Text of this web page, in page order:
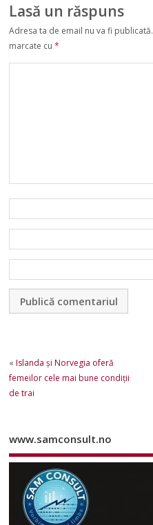
Lasă un răspuns
Adresa ta de email nu va fi publicată.
marcate cu*
«Islanda și Norvegia oferă
femeilor cele mai bune condiții
de trai
www.samconsult.no